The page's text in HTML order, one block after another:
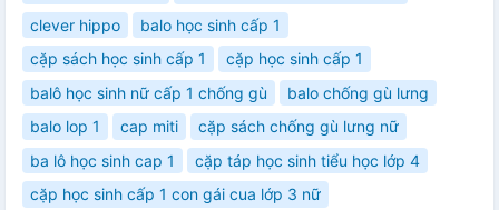
clever hippo
balo học sinh cấp 1
cặp sách học sinh cấp 1
cặp học sinh cấp 1
balô học sinh nữ cấp 1 chống gù
balo chống gù lưng
balo lop 1
cap miti
cặp sách chống gù lưng nữ
ba lô học sinh cap 1
cặp táp học sinh tiểu học lớp 4
cặp học sinh cấp 1 con gái cua lớp 3 nữ